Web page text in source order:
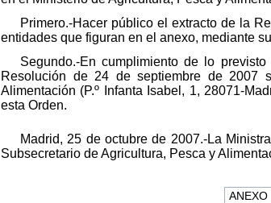
Primero.-Hacer público el extracto de la
entidades que figuran en el anexo, mediante
Segundo.-En cumplimiento de lo
Resolución de 24 de septiembre de 2007
Alimentación (P.º Infanta Isabel, 1, 28071-
esta Orden.
Madrid, 25 de octubre de 2007.-La
Subsecretario de Agricultura, Pesca y